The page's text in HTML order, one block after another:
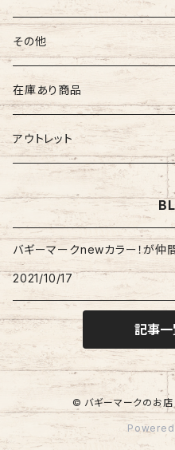
両面マークいり
オリジナル
両面バギーマーク
オリジナル
バギーマークプチ ストラップ
オリジナル
くるくるぷち
バギーマークミニ
バギーマークプチ
吸盤バギーマーク
バギーマークナノ
オリジナル
ネズミ
にゃん
オリジナル
バギーマーク
バギーマークプチ
バギーマークミニ
バギーマークナノ
吸盤バギーマーク
ステッカー
車用バキーマーク
バギーマークくるくるプチ
イニシャルチャーム
Mサイズ
XXLサイズ
オプションリボン
Sサイズ
XXLサイズ
Mサイズ
おしりナップケース 横型
バギーマーク
バギーマークレギュラーサイズ
バギーマークミニ
バギーマークプチ
吸盤付きバギーマーク
おしりナップケース
縦型ストラップ
その他
バギーポケット
ビックバギーポケット
吸盤バギーマーク
バギーマークプチ
バギーマークレギュラー
ブーツ
Sサイズ
その他
ネームホルダー
nanoまる
在庫あり商品
バギーマーク
レギュラーサイズ
ティッシュケース
リメイク品
ブーツ
バギーマークミニ
アウトレット
バギーマークnewカラー！が仲
2021/10/17
記事一
© バギーマークの